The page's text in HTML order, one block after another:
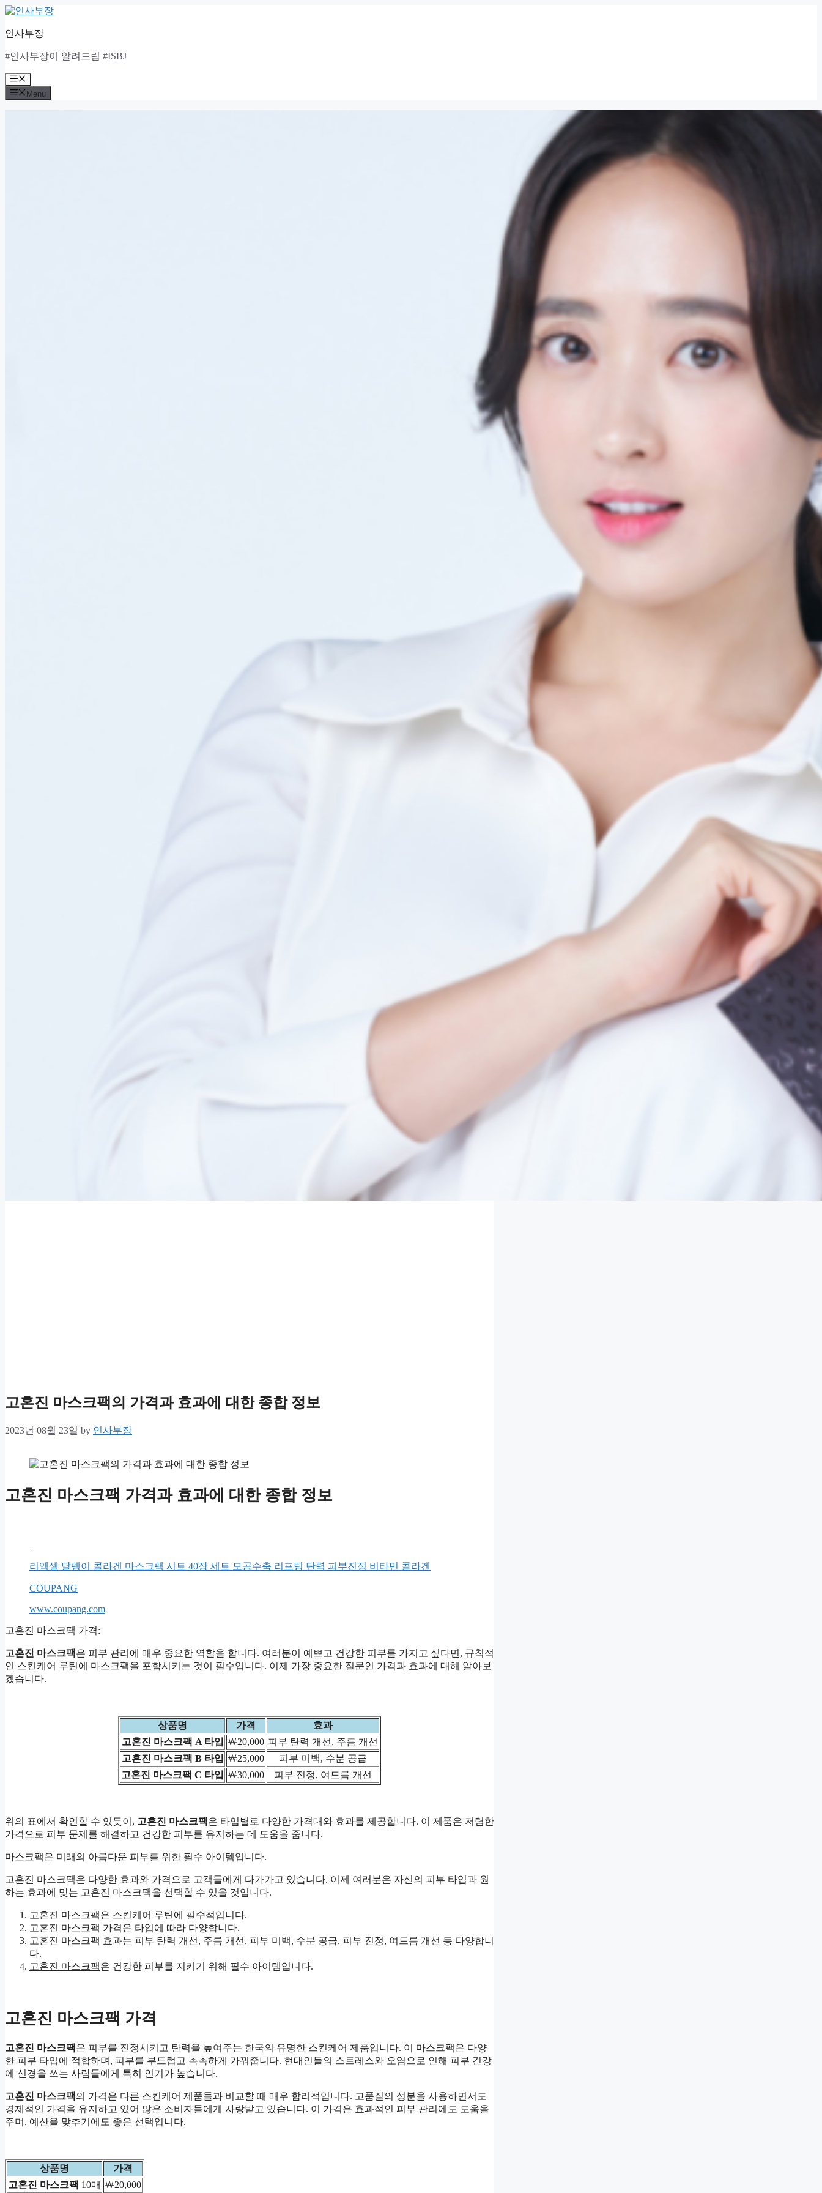
Skip
content
인사부장
#인사부장이 알려드림 #ISBJ
Menu
Menu
고혼진 마스크팩의 가격과 효과에 대한 종합 정보
2023년 08월 23일 by 인사부장
고혼진 마스크팩 가격과 효과에 대한 종합 정보
리엑셀 달팽이 콜라겐 마스크팩 시트 40장 세트 모공수축 리프팅 탄력 피부진정 비타민 콜라겐
COUPANG
www.coupang.com
고혼진 마스크팩 가격:
고혼진 마스크팩은 피부 관리에 매우 중요한 역할을 합니다. 여러분이 예쁘고 건강한 피부를 가지고 싶다면, 규칙적
인 스킨케어 루틴에 마스크팩을 포함시키는 것이 필수입니다. 이제 가장 중요한 질문인 가격과 효과에 대해 알아보
겠습니다.
상품명 가격
효과
고혼진 마스크팩 A 타입 ￦20,000 피부 탄력 개선, 주름 개선
고혼진 마스크팩 B 타입 ￦25,000
피부 미백, 수분 공급
고혼진 마스크팩 C 타입 ￦30,000 피부 진정, 여드름 개선
위의 표에서 확인할 수 있듯이, 고혼진 마스크팩은 타입별로 다양한 가격대와 효과를 제공합니다. 이 제품은 저렴한
가격으로 피부 문제를 해결하고 건강한 피부를 유지하는 데 도움을 줍니다.
마스크팩은 미래의 아름다운 피부를 위한 필수 아이템입니다.
고혼진 마스크팩은 다양한 효과와 가격으로 고객들에게 다가가고 있습니다. 이제 여러분은 자신의 피부 타입과 원
하는 효과에 맞는 고혼진 마스크팩을 선택할 수 있을 것입니다.
고혼진 마스크팩은 스킨케어 루틴에 필수적입니다.
고혼진 마스크팩 가격은 타입에 따라 다양합니다.
고혼진 마스크팩 효과는 피부 탄력 개선, 주름 개선, 피부 미백, 수분 공급, 피부 진정, 여드름 개선 등 다양합니
다.
고혼진 마스크팩은 건강한 피부를 지키기 위해 필수 아이템입니다.
고혼진 마스크팩 가격
고혼진 마스크팩은 피부를 진정시키고 탄력을 높여주는 한국의 유명한 스킨케어 제품입니다. 이 마스크팩은 다양
한 피부 타입에 적합하며, 피부를 부드럽고 촉촉하게 가꿔줍니다. 현대인들의 스트레스와 오염으로 인해 피부 건강
에 신경을 쓰는 사람들에게 특히 인기가 높습니다.
고혼진 마스크팩의 가격은 다른 스킨케어 제품들과 비교할 때 매우 합리적입니다. 고품질의 성분을 사용하면서도
경제적인 가격을 유지하고 있어 많은 소비자들에게 사랑받고 있습니다. 이 가격은 효과적인 피부 관리에도 도움을
주며, 예산을 맞추기에도 좋은 선택입니다.
상품명
가격
고혼진 마스크팩 10매 ￦20,000